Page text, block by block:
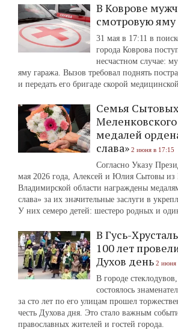
В Коврове
смотровую яму
31 мая в 17:11 в
города Коврова
несчастном случае:
яму гаража. Вызов требовал поднять
и передать его бригаде скорой
Семья
Меленковского
медалей
слава» 2 июня в 17:15
Согласно Указу
мая 2026 года, Алексей и Юлия Сытовы из
Владимирской области награждены
слава» за их значительные заслуги в
У них семеро детей: шестеро родных и
В Гусь-
100 лет
Духов день 2 июня
В городе
состоялось
за сто лет по его улицам прошел
честь Духова дня. Это стало важным
православных жителей и гостей города.